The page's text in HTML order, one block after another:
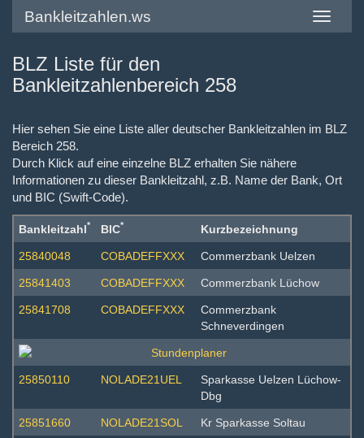
Toggle
Bankleitzahlen.ws
BLZ Liste für den
Bankleitzahlenbereich 258
Hier sehen Sie eine Liste aller deutscher Bankleitzahlen im BLZ
Bereich 258.
Durch Klick auf eine einzelne BLZ erhalten Sie nähere
Informationen zu dieser Bankleitzahl, z.B. Name der Bank, Ort
und BIC (Swift-Code).
Bankleitzahl* BIC* Kurzbezeichnung
25840048 COBADEFFXXX Commerzbank Uelzen
25841403 COBADEFFXXX Commerzbank Lüchow
25841708 COBADEFFXXX
Commerzbank
Schneverdingen
25850110 NOLADE21UEL
Sparkasse Uelzen Lüchow-
Dbg
25851660 NOLADE21SOL Kr Sparkasse Soltau